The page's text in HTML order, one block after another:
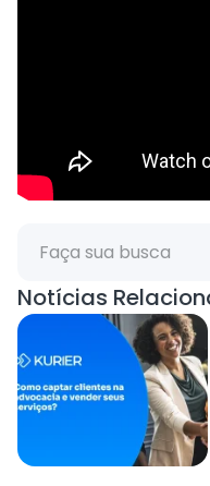
Notícias